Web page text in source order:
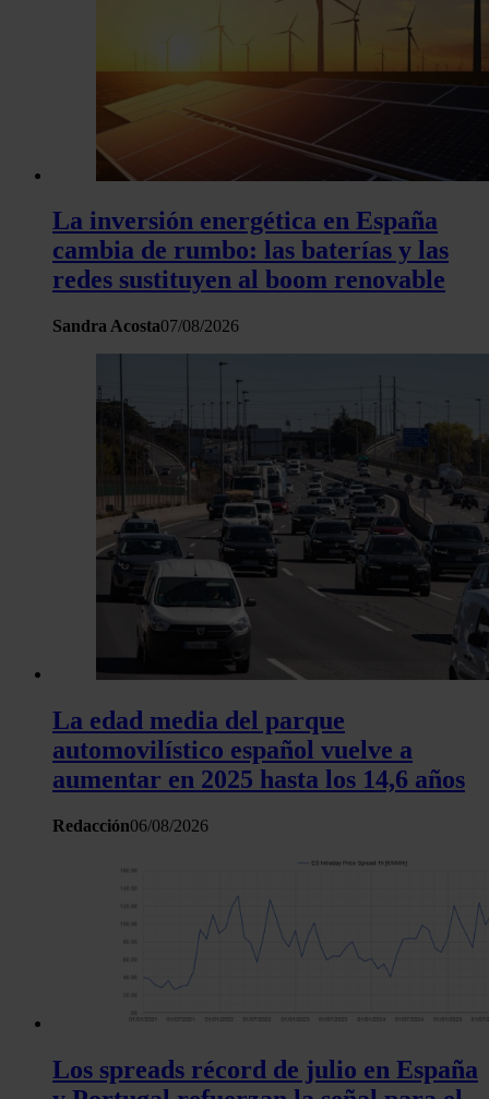
La inversión energética en España
cambia de rumbo: las baterías y las
redes sustituyen al boom renovable
Sandra Acosta07/08/2026
La edad media del parque
automovilístico español vuelve a
aumentar en 2025 hasta los 14,6 años
Redacción06/08/2026
Los spreads récord de julio en España